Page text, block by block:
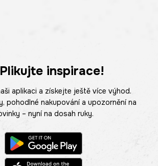
inspirace!
aplikaci a získejte ještě více výhod.
pohodlné nakupování a upozornění na
– nyní na dosah ruky.